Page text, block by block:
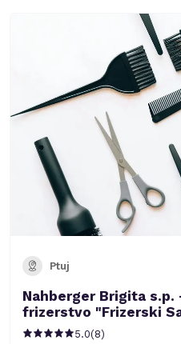
Ptuj
Nahberger Brigita
frizerstvo "Frizerski
5.0(8)